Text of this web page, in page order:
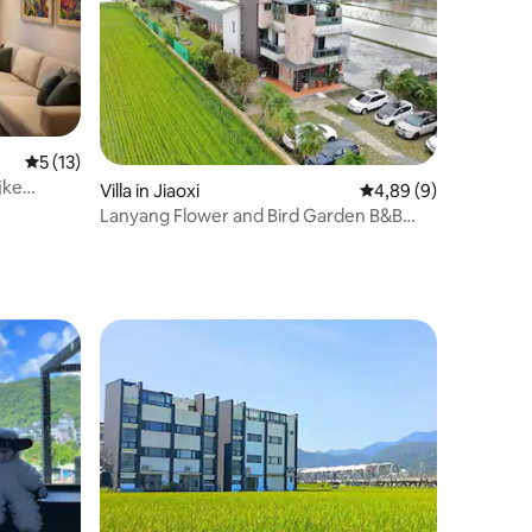
Gemiddelde beoordeling van 5 uit 5, 13 recensies
5 (13)
Villa in Jiaoxi Gemiddelde
4,89 (9)
Lanyang Flower and Bird Garden B&B